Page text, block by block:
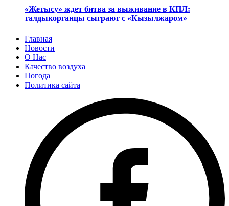
«Жетысу» ждет битва за выживание в КПЛ:
талдыкорганцы сыграют с «Кызылжаром»
Главная
Новости
О Нас
Качество воздуха
Погода
Политика сайта